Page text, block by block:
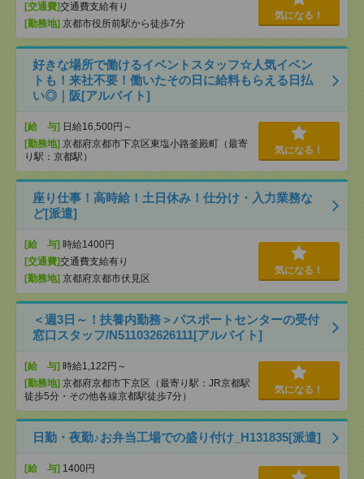
[交通費]交通費支給有り
[勤務地] 京都市役所前駅から徒歩7分
気になる！
好きな場所で働けるイベントスタッフ☆人気イベン
トも！来社不要！働いたその日に給料もらえる日払
い◎｜阪[アルバイト]
[給 与] 日給16,500円～
[勤務地] 京都府京都市下京区東塩小路釜殿町（最寄
り駅：京都駅）
気になる！
座り仕事！高時給！土日休み！仕分け・入力業務な
ど[派遣]
[給 与] 時給1400円
[交通費]交通費支給有り
[勤務地] 京都府京都市伏見区
気になる！
＜週3日～！扶養内勤務＞パスポートセンターの受付
窓口スタッフ/N511032626111[アルバイト]
[給 与] 時給1,122円～
[勤務地] 京都府京都市下京区（最寄り駅：JR京都駅
徒歩5分・その他各線京都駅徒歩7分）
気になる！
日勤・夜勤♪お弁当工場での盛り付け_H131835[派遣]
[給 与] 1400円